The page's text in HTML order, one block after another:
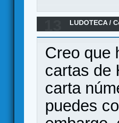
LUDOTECA/
Creo que
cartas de
carta
puedes